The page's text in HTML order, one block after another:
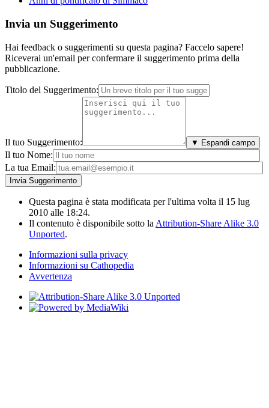
Invia un Suggerimento
Hai feedback o suggerimenti su questa pagina? Faccelo sapere!
Riceverai un'email per confermare il suggerimento prima della
pubblicazione.
Titolo del Suggerimento:
Il tuo Suggerimento: ▼ Espandi campo
Il tuo Nome:
La tua Email:
Questa pagina è stata modificata per l'ultima volta il 15 lug
2010 alle 18:24.
Il contenuto è disponibile sotto la Attribution-Share Alike 3.0
Unported.
Informazioni sulla privacy
Informazioni su Cathopedia
Avvertenza